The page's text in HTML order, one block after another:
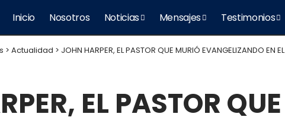
Inicio Nosotros Noticias Mensajes Testimonios
> Actualidad > JOHN HARPER, EL PASTOR QUE MURIÓ EVANGELIZANDO EN
EL PASTOR